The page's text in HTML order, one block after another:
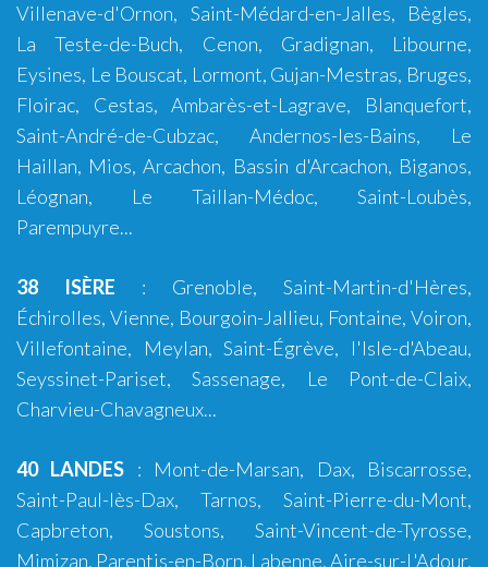
Villenave-d'Ornon, Saint-Médard-en-Jalles, Bègles,
La Teste-de-Buch, Cenon, Gradignan, Libourne,
Eysines, Le Bouscat, Lormont, Gujan-Mestras, Bruges,
Floirac, Cestas,Ambarès-et-Lagrave, Blanquefort,
Saint-André-de-Cubzac, Andernos-les-Bains, Le
Haillan, Mios,Arcachon, Bassin d'Arcachon, Biganos,
Léognan, Le Taillan-Médoc, Saint-Loubès,
Parempuyre...
38 ISÈRE : Grenoble, Saint-Martin-d'Hères,
Échirolles, Vienne, Bourgoin-Jallieu, Fontaine, Voiron,
Villefontaine, Meylan, Saint-Égrève, l'Isle-d'Abeau,
Seyssinet-Pariset, Sassenage, Le Pont-de-Claix,
Charvieu-Chavagneux...
40 LANDES : Mont-de-Marsan, Dax, Biscarrosse,
Saint-Paul-lès-Dax, Tarnos, Saint-Pierre-du-Mont,
Capbreton, Soustons, Saint-Vincent-de-Tyrosse,
Mimizan, Parentis-en-Born, Labenne,Aire-sur-L'Adour,